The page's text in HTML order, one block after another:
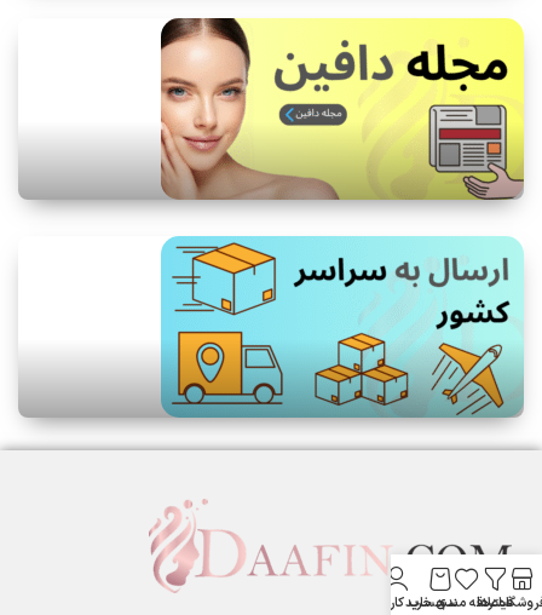
فیلترها
علاقه مندیسبد خرید
حساب کاربری من